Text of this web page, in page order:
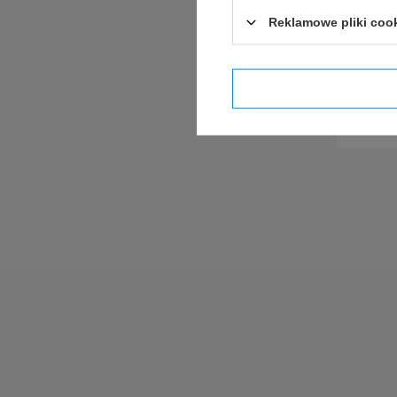
Reklamowe pliki